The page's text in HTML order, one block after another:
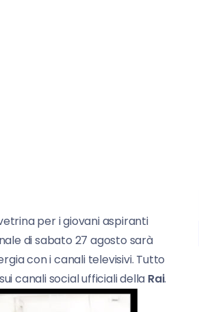
per i giovani aspiranti
di sabato 27 agosto sarà
con i canali televisivi. Tutto
canali social ufficiali della Rai.